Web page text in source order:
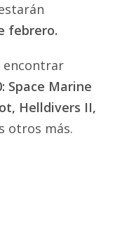
febrero.
encontrar
Space Marine
Helldivers II,
otros más.